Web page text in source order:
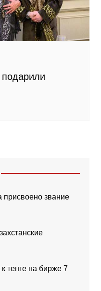
звание
тенге на бирже 7